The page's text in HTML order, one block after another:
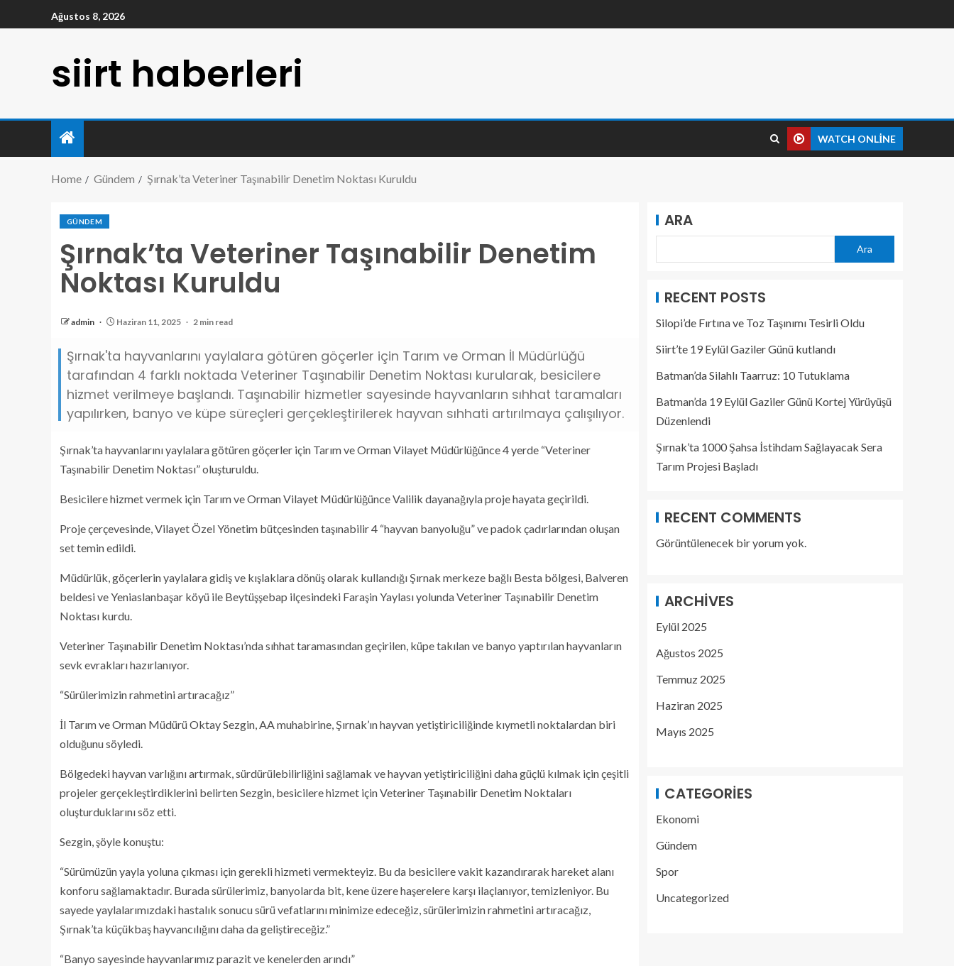
Ağustos 8, 2026
siirt haberleri
WATCH ONLINE
Home Gündem Şırnak’ta Veteriner Taşınabilir Denetim Noktası Kuruldu
GÜNDEM
Şırnak’ta Veteriner Taşınabilir Denetim
Noktası Kuruldu
admin Haziran 11, 2025 2 min read
Şırnak'ta hayvanlarını yaylalara götüren göçerler için Tarım ve Orman İl Müdürlüğü
tarafından 4 farklı noktada Veteriner Taşınabilir Denetim Noktası kurularak, besicilere
hizmet verilmeye başlandı. Taşınabilir hizmetler sayesinde hayvanların sıhhat taramaları
yapılırken, banyo ve küpe süreçleri gerçekleştirilerek hayvan sıhhati artırılmaya çalışılıyor.
Şırnak’ta hayvanlarını yaylalara götüren göçerler için Tarım ve Orman Vilayet Müdürlüğünce 4 yerde “Veteriner
Taşınabilir Denetim Noktası” oluşturuldu.
Besicilere hizmet vermek için Tarım ve Orman Vilayet Müdürlüğünce Valilik dayanağıyla proje hayata geçirildi.
Proje çerçevesinde, Vilayet Özel Yönetim bütçesinden taşınabilir 4 “hayvan banyoluğu” ve padok çadırlarından oluşan
set temin edildi.
Müdürlük, göçerlerin yaylalara gidiş ve kışlaklara dönüş olarak kullandığı Şırnak merkeze bağlı Besta bölgesi, Balveren
beldesi ve Yeniaslanbaşar köyü ile Beytüşşebap ilçesindeki Faraşin Yaylası yolunda Veteriner Taşınabilir Denetim
Noktası kurdu.
Veteriner Taşınabilir Denetim Noktası’nda sıhhat taramasından geçirilen, küpe takılan ve banyo yaptırılan hayvanların
sevk evrakları hazırlanıyor.
“Sürülerimizin rahmetini artıracağız”
İl Tarım ve Orman Müdürü Oktay Sezgin, AA muhabirine, Şırnak’ın hayvan yetiştiriciliğinde kıymetli noktalardan biri
olduğunu söyledi.
Bölgedeki hayvan varlığını artırmak, sürdürülebilirliğini sağlamak ve hayvan yetiştiriciliğini daha güçlü kılmak için çeşitli
projeler gerçekleştirdiklerini belirten Sezgin, besicilere hizmet için Veteriner Taşınabilir Denetim Noktaları
oluşturduklarını söz etti.
Sezgin, şöyle konuştu:
“Sürümüzün yayla yoluna çıkması için gerekli hizmeti vermekteyiz. Bu da besicilere vakit kazandırarak hareket alanı
konforu sağlamaktadır. Burada sürülerimiz, banyolarda bit, kene üzere haşerelere karşı ilaçlanıyor, temizleniyor. Bu
sayede yaylalarımızdaki hastalık sonucu sürü vefatlarını minimize edeceğiz, sürülerimizin rahmetini artıracağız,
Şırnak’ta küçükbaş hayvancılığını daha da geliştireceğiz.”
“Banyo sayesinde hayvanlarımız parazit ve kenelerden arındı”
ARA
Ara
RECENT POSTS
Silopi’de Fırtına ve Toz Taşınımı Tesirli Oldu
Siirt’te 19 Eylül Gaziler Günü kutlandı
Batman’da Silahlı Taarruz: 10 Tutuklama
Batman’da 19 Eylül Gaziler Günü Kortej Yürüyüşü
Düzenlendi
Şırnak’ta 1000 Şahsa İstihdam Sağlayacak Sera
Tarım Projesi Başladı
RECENT COMMENTS
Görüntülenecek bir yorum yok.
ARCHIVES
Eylül 2025
Ağustos 2025
Temmuz 2025
Haziran 2025
Mayıs 2025
CATEGORIES
Ekonomi
Gündem
Spor
Uncategorized